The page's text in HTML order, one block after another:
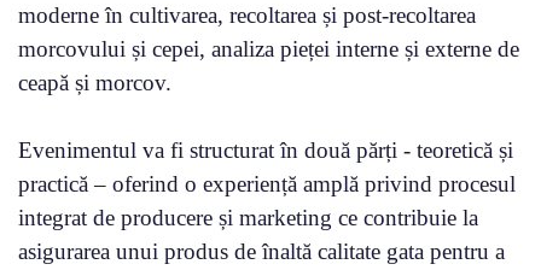
moderne în cultivarea, recoltarea și post-recoltarea
morcovului și cepei, analiza pieței interne și externe de
ceapă și morcov.
Evenimentul va fi structurat în două părți - teoretică și
practică – oferind o experiență amplă privind procesul
integrat de producere și marketing ce contribuie la
asigurarea unui produs de înaltă calitate gata pentru a